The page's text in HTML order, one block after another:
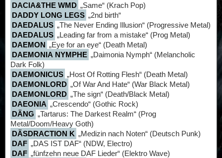
DACIA&THE WMD „Same“ (Krach Pop)
DADDY LONG LEGS „2nd birth“
DAEDALUS „The Never Ending Illusion“ (Progressive Metal)
DAEDALUS „Leading far from a mistake“ (Prog Metal)
DAEMON „Eye for an eye“ (Death Metal)
DAEMONIA NYMPHE „Daimonia Nymph“ (Melancholic
Dark Folk)
DAEMONICUS „Host Of Rotting Flesh“ (Death Metal)
DAEMONLORD „Of War And Hate“ (War Black Metal)
DAEMONLORD „The sign“ (Death/Black Metal)
DAEONIA „Crescendo“ (Gothic Rock)
DÄNG „Tartarus: The Darkest Realm“ (Prog
Metal/Doom/Heavy Goth)
DÄSDRACTION K „Medizin nach Noten“ (Deutsch Punk)
DAF „DAS IST DAF“ (NDW, Electro)
DAF „fünfzehn neue DAF Lieder“ (Elektro Wave)